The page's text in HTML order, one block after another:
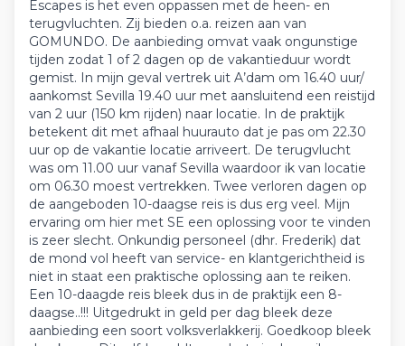
Escapes is het even oppassen met de heen- en
terugvluchten. Zij bieden o.a. reizen aan van
GOMUNDO. De aanbieding omvat vaak ongunstige
tijden zodat 1 of 2 dagen op de vakantieduur wordt
gemist. In mijn geval vertrek uit A’dam om 16.40 uur/
aankomst Sevilla 19.40 uur met aansluitend een reistijd
van 2 uur (150 km rijden) naar locatie. In de praktijk
betekent dit met afhaal huurauto dat je pas om 22.30
uur op de vakantie locatie arriveert. De terugvlucht
was om 11.00 uur vanaf Sevilla waardoor ik van locatie
om 06.30 moest vertrekken. Twee verloren dagen op
de aangeboden 10-daagse reis is dus erg veel. Mijn
ervaring om hier met SE een oplossing voor te vinden
is zeer slecht. Onkundig personeel (dhr. Frederik) dat
de mond vol heeft van service- en klantgerichtheid is
niet in staat een praktische oplossing aan te reiken.
Een 10-daagde reis bleek dus in de praktijk een 8-
daagse..!!! Uitgedrukt in geld per dag bleek deze
aanbieding een soort volksverlakkerij. Goedkoop bleek